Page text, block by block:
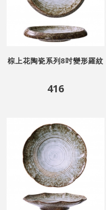
棕上花陶瓷系列8吋變形羅紋
416